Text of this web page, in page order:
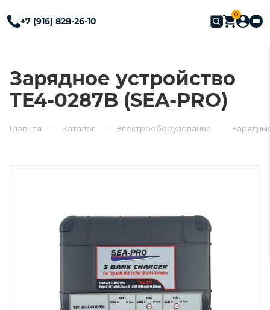
+7 (916) 828-26-10
0
Зарядное устройство
TE4-0287B (SEA-PRO)
Главная — Каталог — Электрооборудование —